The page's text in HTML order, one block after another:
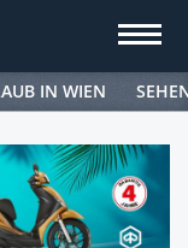
IN WIEN